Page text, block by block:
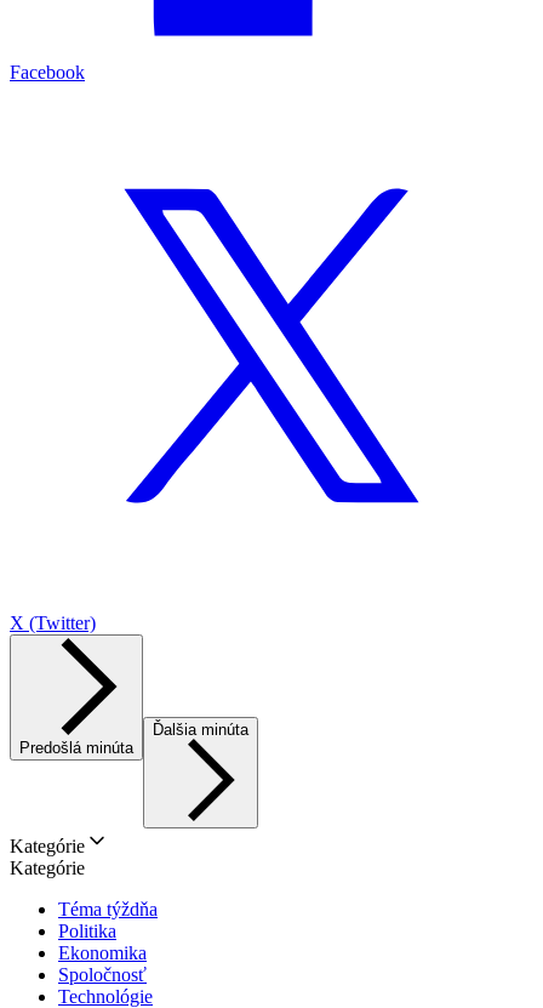
Facebook
X (Twitter)
Predošlá minúta
Ďalšia minúta
Kategórie
Kategórie
Téma týždňa
Politika
Ekonomika
Spoločnosť
Technológie